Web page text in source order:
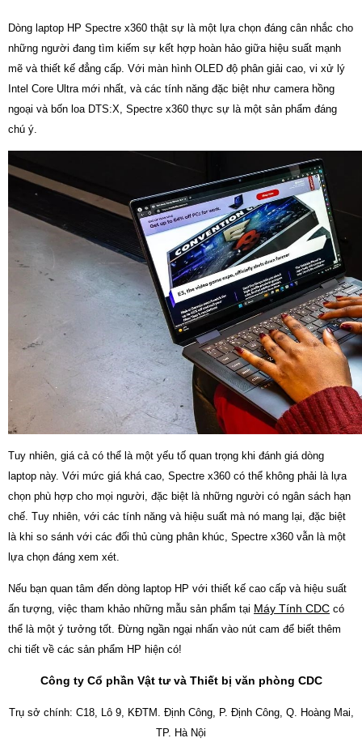
Dòng laptop HP Spectre x360 thật sự là một lựa chọn đáng cân nhắc cho
những người đang tìm kiếm sự kết hợp hoàn hảo giữa hiệu suất mạnh
mẽ và thiết kế đẳng cấp. Với màn hình OLED độ phân giải cao, vi xử lý
Intel Core Ultra mới nhất, và các tính năng đặc biệt như camera hồng
ngoại và bốn loa DTS:X, Spectre x360 thực sự là một sản phẩm đáng
chú ý.
Tuy nhiên, giá cả có thể là một yếu tố quan trọng khi đánh giá dòng
laptop này. Với mức giá khá cao, Spectre x360 có thể không phải là lựa
chọn phù hợp cho mọi người, đặc biệt là những người có ngân sách hạn
chế. Tuy nhiên, với các tính năng và hiệu suất mà nó mang lại, đặc biệt
là khi so sánh với các đối thủ cùng phân khúc, Spectre x360 vẫn là một
lựa chọn đáng xem xét.
Nếu bạn quan tâm đến dòng laptop HP với thiết kế cao cấp và hiệu suất
ấn tượng, việc tham khảo những mẫu sản phẩm tại Máy Tính CDC có
thể là một ý tưởng tốt. Đừng ngần ngại nhấn vào nút cam để biết thêm
chi tiết về các sản phẩm HP hiện có!
Công ty Cổ phần Vật tư và Thiết bị văn phòng CDC
Trụ sở chính: C18, Lô 9, KĐTM. Định Công, P. Định Công, Q. Hoàng Mai,
TP. Hà Nội